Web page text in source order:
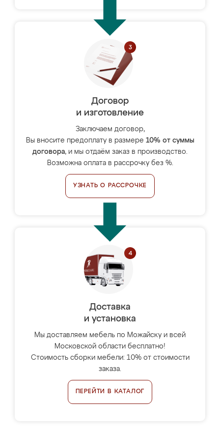
Договор
и изготовление
Заключаем договор,
Вы вносите предоплату в размере 10% от суммы
договора, и мы отдаём заказ в производство.
Возможна оплата в рассрочку без %.
УЗНАТЬ О РАССРОЧКЕ
Доставка
и установка
Мы доставляем мебель по Можайску и всей
Московской области бесплатно!
Стоимость сборки мебели: 10% от стоимости
заказа.
ПЕРЕЙТИ В КАТАЛОГ